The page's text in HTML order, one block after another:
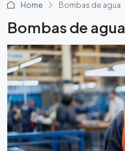
Home Bombas de agua
Bombas de agua